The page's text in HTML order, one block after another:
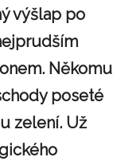
výšlap po
Někomu
poseté
zelení. Už